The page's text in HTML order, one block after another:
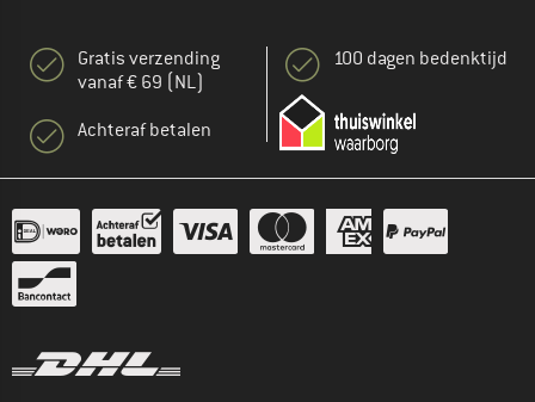
Gratis verzending
vanaf € 69 (NL)
Achteraf betalen
100 dagen bedenktijd